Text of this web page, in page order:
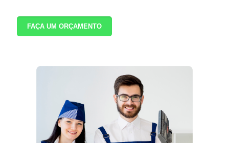
FAÇA UM ORÇAMENTO